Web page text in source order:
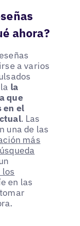
ahora?
a varios
la
que
en el
. Las
una de las
más
los
en las